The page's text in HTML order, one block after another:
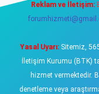
Reklam ve İletişim:
Yasal Uyarı:Sitemiz,
İletişim Kurumu (BTK)
hizmet vermektedir.
denetleme veya